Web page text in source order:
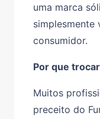
uma marca
simplesmente
consumidor.
Por que
Muitos
preceito do